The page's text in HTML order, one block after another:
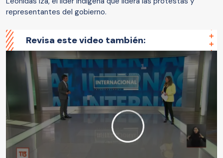
representantes del gobierno.
Revisa este video también: